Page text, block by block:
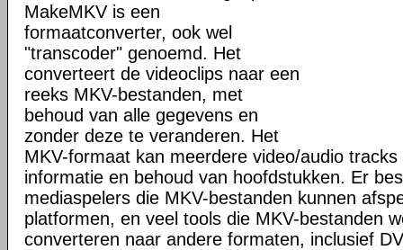
MakeMKV is een
formaatconverter, ook wel
"transcoder" genoemd. Het
converteert de videoclips naar een
reeks MKV-bestanden, met
behoud van alle gegevens en
zonder deze te veranderen. Het
MKV-formaat kan meerdere video/audio
informatie en behoud van hoofdstukken. Er
mediaspelers die MKV-bestanden kunnen
platformen, en veel tools die MKV-bestanden
converteren naar andere formaten, inclusief